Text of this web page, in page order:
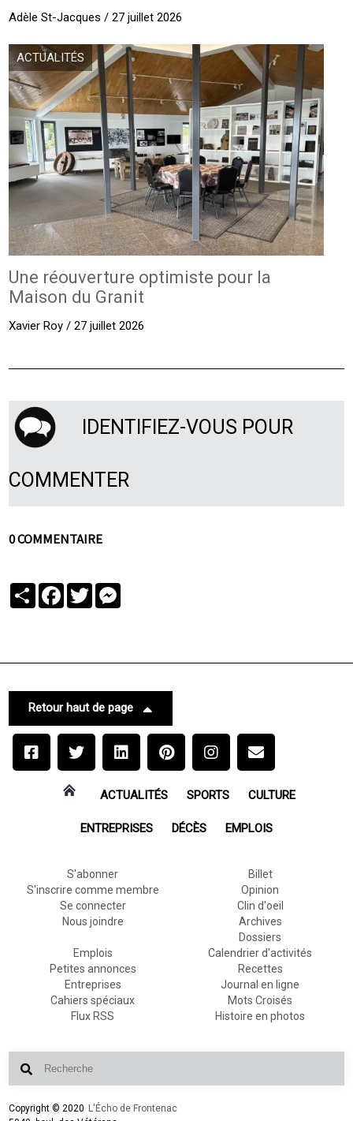
Adèle St-Jacques / 27 juillet 2026
ACTUALITÉS
Une réouverture optimiste pour la
Maison du Granit
Xavier Roy / 27 juillet 2026
IDENTIFIEZ-VOUS POUR
COMMENTER
0 COMMENTAIRE
PartagerFacebook
Twitter
Retour haut de page
ACTUALITÉS SPORTS CULTURE
ENTREPRISES DÉCÈS EMPLOIS
S'abonner
S'inscrire comme membre
Se connecter
Nous joindre
Billet
Opinion
Clin d'oeil
Archives
Dossiers
Emplois
Petites annonces
Entreprises
Cahiers spéciaux
Flux RSS
Calendrier d'activités
Recettes
Journal en ligne
Mots Croisés
Histoire en photos
Copyright © 2020 L'Écho de Frontenac